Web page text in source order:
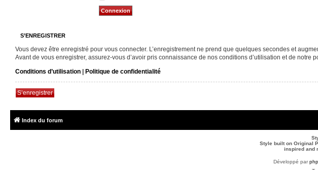
S’ENREGISTRER
Vous devez être enregistré pour vous connecter. L’enregistrement ne prend que quelques secondes et
Avant de vous enregistrer, assurez-vous d’avoir pris connaissance de nos conditions d’utilisation et de notre
Conditions d’utilisation | Politique de confidentialité
S’enregistrer
Index du forum
Style built on Original
inspired and
Développé par